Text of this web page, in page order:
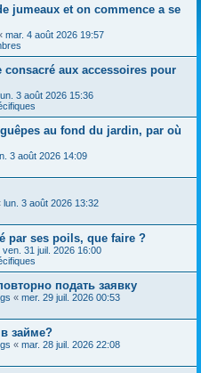
jumeaux et on commence a se
mar. 4 août 2026 19:57
aux accessoires pour
3 août 2026 15:36
au fond du jardin, par où
3 août 2026 14:09
lun. 3 août 2026 13:32
par ses poils, que faire ?
ven. 31 juil. 2026 16:00
подать заявку
« mer. 29 juil. 2026 00:53
займе?
« mar. 28 juil. 2026 22:08